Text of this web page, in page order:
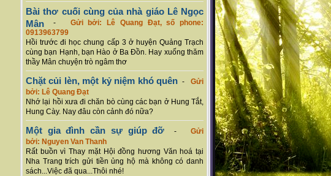
Bài thơ cuối cùng của nhà giáo Lê Ngọc
Mân - Gửi bởi: Lê Quang Đạt, số phone:
0913963799
Hồi trước đi học chung cấp 3 ở huyện Quảng Trạch
cùng bạn Hạnh, bạn Hào ở Ba Đồn. Hay xuống thăm
thầy Mân chuyện trò ngâm thơ
Chặt củi lèn, một kỷ niệm khó quên-Gửi
bởi: Lê Quang Đạt
Nhớ lại hồi xưa đi chăn bò cùng các bạn ở Hung Tắt,
Hung Cày. Nay đâu còn cảnh đó nữa?
Một gia đình cần sự giúp đỡ -Gửi
bởi: Nguyen Van Thanh
Rất buồn vì Thay mặt Hội đồng hương Văn hoá tại
Nha Trang trích gửi tiền ủng hộ mà không có danh
sách...Việc đã qua...Thôi nhé!